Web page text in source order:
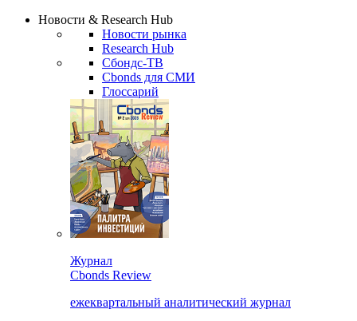
Новости & Research Hub
Новости рынка
Research Hub
Сбондс-ТВ
Cbonds для СМИ
Глоссарий
Журнал
Cbonds Review
ежеквартальный аналитический журнал